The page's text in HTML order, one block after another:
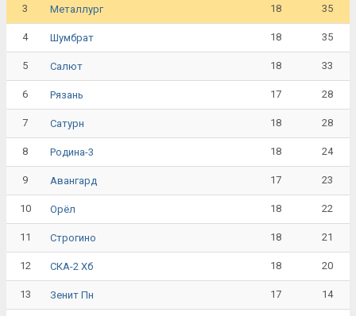
3 Металлург 18 35
4 Шумбрат 18 35
5 Салют 18 33
6 Рязань 17 28
7 Сатурн 18 28
8 Родина-3 18 24
9 Авангард 17 23
10 Орёл 18 22
11 Строгино 18 21
12 СКА-2 Хб 18 20
13 Зенит Пн 17 14